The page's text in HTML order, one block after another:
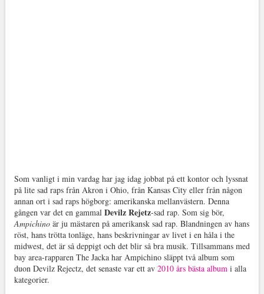
Som vanligt i min vardag har jag idag jobbat på ett kontor och lyssnat
på lite sad raps från Akron i Ohio, från Kansas City eller från någon
annan ort i sad raps högborg: amerikanska mellanvästern. Denna
gången var det en gammal Devilz Rejetz-sad rap. Som sig bör,
Ampichinoär ju mästaren på amerikansk sad rap. Blandningen av hans
röst, hans trötta tonläge, hans beskrivningar av livet i en håla i the
midwest, det är så deppigt och det blir så bra musik. Tillsammans med
bay area-rapparen The Jacka har Ampichino släppt två album som
duon Devilz Rejectz, det senaste var ett av 2010 års bästa albumi alla
kategorier.